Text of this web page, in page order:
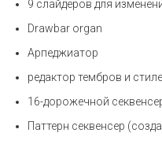
9 слайдеров для
Drawbar organ
Арпеджиатор
редактор тембров и
16-дорожечной
Паттерн секвенсер